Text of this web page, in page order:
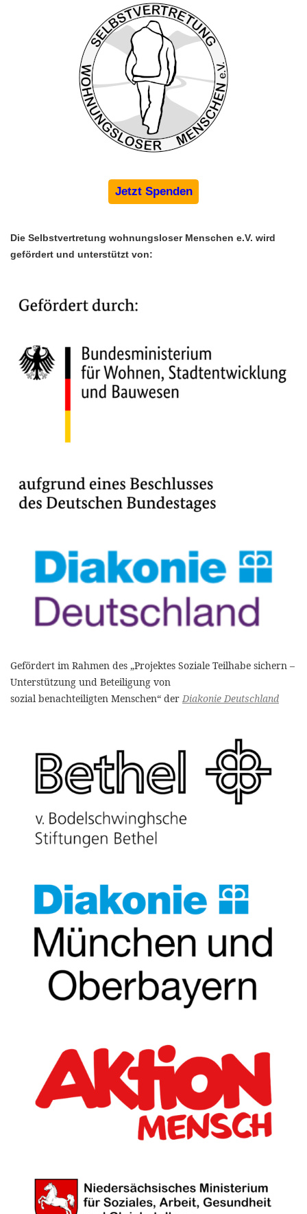
Jetzt Spenden
Die Selbstvertretung wohnungsloser Menschen e.V. wird
gefördert und unterstützt von:
Gefördert im Rahmen des „Projektes Soziale Teilhabe sichern –
Unterstützung und Beteiligung von
sozial benachteiligten Menschen“ derDiakonie Deutschland